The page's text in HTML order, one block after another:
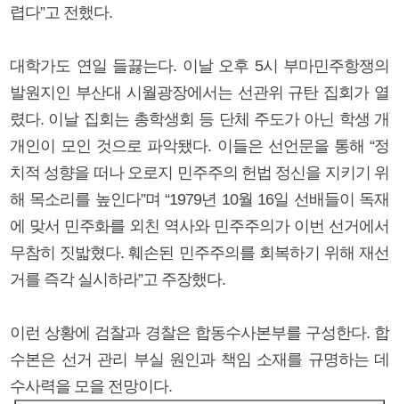
렵다”고 전했다.
대학가도 연일 들끓는다. 이날 오후 5시 부마민주항쟁의
발원지인 부산대 시월광장에서는 선관위 규탄 집회가 열
렸다. 이날 집회는 총학생회 등 단체 주도가 아닌 학생 개
개인이 모인 것으로 파악됐다. 이들은 선언문을 통해 “정
치적 성향을 떠나 오로지 민주주의 헌법 정신을 지키기 위
해 목소리를 높인다”며 “1979년 10월 16일 선배들이 독재
에 맞서 민주화를 외친 역사와 민주주의가 이번 선거에서
무참히 짓밟혔다. 훼손된 민주주의를 회복하기 위해 재선
거를 즉각 실시하라”고 주장했다.
이런 상황에 검찰과 경찰은 합동수사본부를 구성한다. 합
수본은 선거 관리 부실 원인과 책임 소재를 규명하는 데
수사력을 모을 전망이다.